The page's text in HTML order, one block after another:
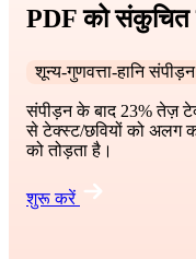
PDF को
शून्य-गुणवत्ता-हानि संपीड़न
संपीड़न के बाद 23% तेज़
से टेक्स्ट/छवियों को अलग
को तोड़ता है।
शुरू करें